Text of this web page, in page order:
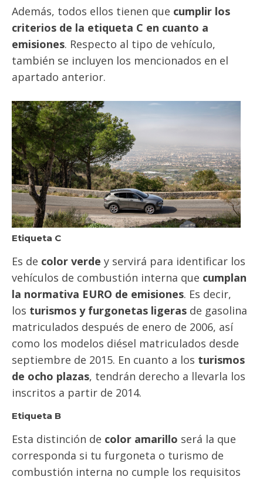
Además, todos ellos tienen que cumplir los
criterios de la etiqueta C en cuanto a
emisiones. Respecto al tipo de vehículo,
también se incluyen los mencionados en el
apartado anterior.
Etiqueta C
Es de color verde y servirá para identificar los
vehículos de combustión interna que cumplan
la normativa EURO de emisiones. Es decir,
los turismos y furgonetas ligeras de gasolina
matriculados después de enero de 2006, así
como los modelos diésel matriculados desde
septiembre de 2015. En cuanto a los turismos
de ocho plazas, tendrán derecho a llevarla los
inscritos a partir de 2014.
Etiqueta B
Esta distinción de color amarillo será la que
corresponda si tu furgoneta o turismo de
combustión interna no cumple los requisitos